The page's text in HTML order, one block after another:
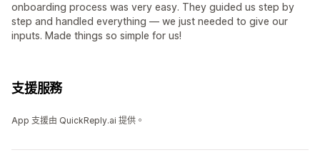
onboarding process was very easy. They guided us step by
step and handled everything — we just needed to give our
inputs. Made things so simple for us!
支援服務
App 支援由 QuickReply.ai 提供。